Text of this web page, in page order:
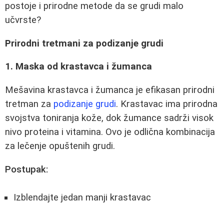
postoje i prirodne metode da se grudi malo
učvrste?
Prirodni tretmani za podizanje grudi
1. Maska od krastavca i žumanca
Mešavina krastavca i žumanca je efikasan prirodni
tretman za podizanje grudi. Krastavac ima prirodna
svojstva toniranja kože, dok žumance sadrži visok
nivo proteina i vitamina. Ovo je odlična kombinacija
za lečenje opuštenih grudi.
Postupak:
Izblendajte jedan manji krastavac